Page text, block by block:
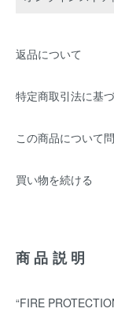
返品について
特定商取引法に基
この商品について
買い物を続ける
商品説明
“FIRE